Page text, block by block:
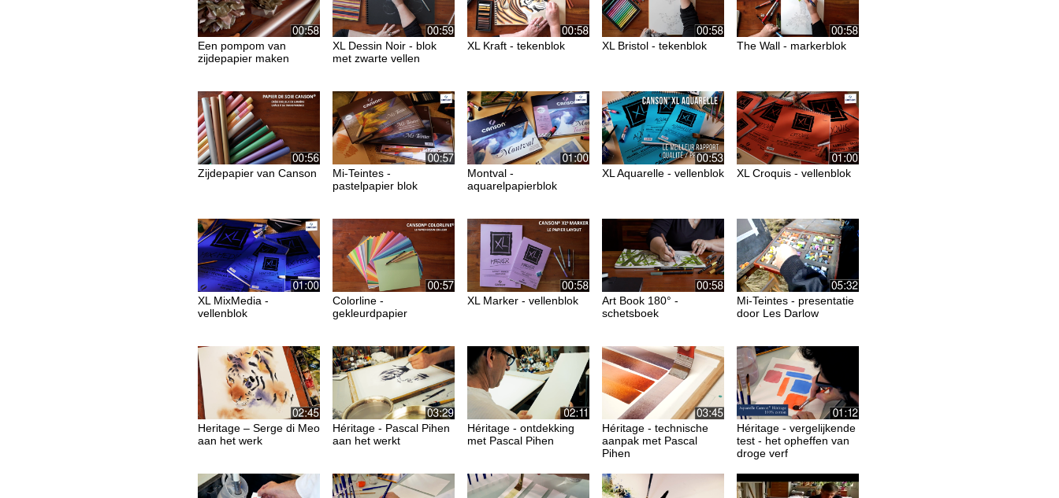
Een pompom van
zijdepapier maken
XL Dessin Noir - blok
met zwarte vellen
XL Kraft - tekenblok XL Bristol - tekenblok The Wall - markerblok
Zijdepapier van Canson
Mi-Teintes -
pastelpapier blok
Montval -
aquarelpapierblok
XL Aquarelle - vellenblok XL Croquis - vellenblok
XL MixMedia -
vellenblok
Colorline -
gekleurdpapier
XL Marker - vellenblok
Art Book 180° -
schetsboek
Mi-Teintes - presentatie
door Les Darlow
Heritage – Serge di Meo
aan het werk
Héritage - Pascal Pihen
aan het werkt
Héritage - ontdekking
met Pascal Pihen
Héritage - technische
aanpak met Pascal
Pihen
Héritage - vergelijkende
test - het opheffen van
droge verf